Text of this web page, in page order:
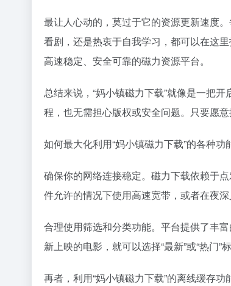
最让人心动的，莫过于它的资源更新速度
看剧，还是热衷于自我学习，都可以在这
高速稳定、安全可靠的磁力资源平台。
总结来说，“妈小镇磁力下载”就像是一把
程，也无需担心版权或安全问题。只要愿
如何最大化利用“妈小镇磁力下载”的各种
确保你的网络连接稳定。磁力下载依赖于
件允许的情况下使用高速宽带，或者在夜
合理使用筛选和分类功能。平台提供了丰
新上映的电影，就可以选择“最新”或“热门”
再者，利用“妈小镇磁力下载”的离线缓存